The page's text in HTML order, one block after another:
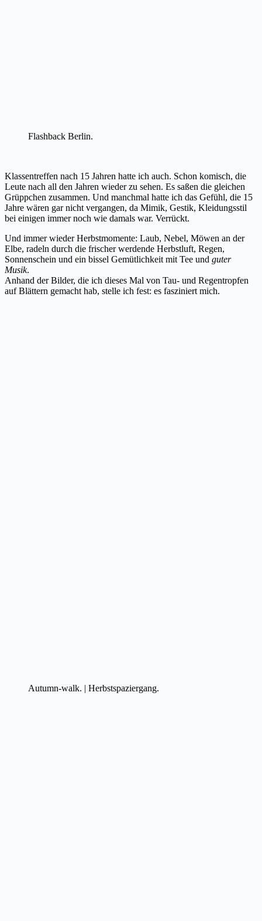
Flashback Berlin.
Klassentreffen nach 15 Jahren hatte ich auch. Schon komisch, die
Leute nach all den Jahren wieder zu sehen. Es saßen die gleichen
Grüppchen zusammen. Und manchmal hatte ich das Gefühl, die 15
Jahre wären gar nicht vergangen, da Mimik, Gestik, Kleidungsstil
bei einigen immer noch wie damals war. Verrückt.
Und immer wieder Herbstmomente: Laub, Nebel, Möwen an der
Elbe, radeln durch die frischer werdende Herbstluft, Regen,
Sonnenschein und ein bissel Gemütlichkeit mit Tee und guter
Musik.
Anhand der Bilder, die ich dieses Mal von Tau- und Regentropfen
auf Blättern gemacht hab, stelle ich fest: es fasziniert mich.
Autumn-walk. | Herbstspaziergang.